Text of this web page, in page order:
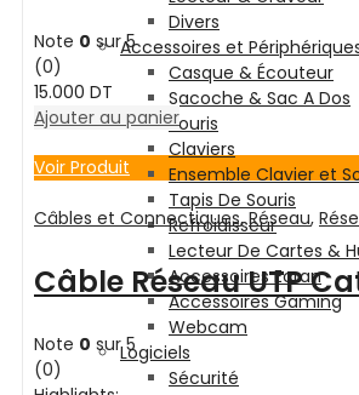
Divers
Accessoires et
Casque & Écouteur
Sacoche & Sac A Dos
Souris
Claviers
Ensemble Clavier et
Tapis De Souris
Refroidisseur
Lecteur De Cartes &
Accessoires Ecran
Accessoires Gaming
Webcam
Logiciels
Sécurité
Note 0 sur 5
(0)
15.000 DT
Ajouter au panier
Voir Produit
Câbles et Connectiques,Réseau,
Câble Réseau UTP
Note 0 sur 5
(0)